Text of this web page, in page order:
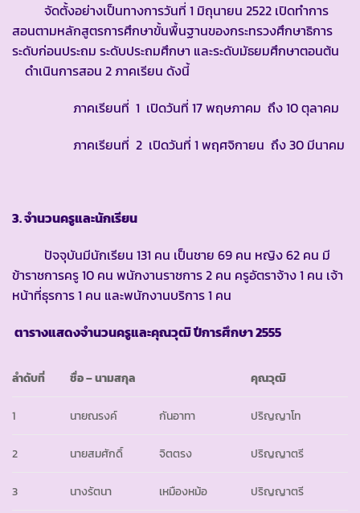
จัดตั้งอย่างเป็นทางการวันที่ 1 มิถุนายน 2522 เปิดทำการ
สอนตามหลักสูตรการศึกษาขั้นพื้นฐานของกระทรวงศึกษาธิการ
ระดับก่อนประถม ระดับประถมศึกษา และระดับมัธยมศึกษาตอนต้น
ดำเนินการสอน 2 ภาคเรียน ดังนี้
ภาคเรียนที่ 1 เปิดวันที่ 17 พฤษภาคม ถึง 10 ตุลาคม
ภาคเรียนที่ 2 เปิดวันที่ 1 พฤศจิกายน ถึง 30 มีนาคม
3. จำนวนครูและนักเรียน
ปัจจุบันมีนักเรียน 131 คน เป็นชาย 69 คน หญิง 62 คน มี
ข้าราชการครู 10 คน พนักงานราชการ 2 คน ครูอัตราจ้าง 1 คน เจ้า
หน้าที่ธุรการ 1 คน และพนักงานบริการ 1 คน
ตารางแสดงจำนวนครูและคุณวุฒิ ปีการศึกษา2555
ลำดับที่ ชื่อ–นามสกุล คุณวุฒิ
1 นายณรงค์ กันอาทา ปริญญาโท
2 นายสมศักดิ์ จิตตรง ปริญญาตรี
3 นางรัตนา เหมืองหม้อ ปริญญาตรี